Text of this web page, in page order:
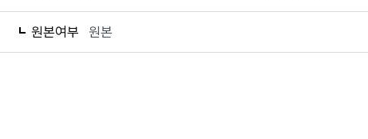
원본여부 원본